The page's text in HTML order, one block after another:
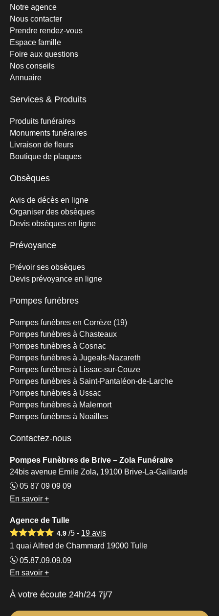
Notre agence
Nous contacter
Prendre rendez-vous
Espace famille
Foire aux questions
Nos conseils
Annuaire
Services & Produits
Produits funéraires
Monuments funéraires
Livraison de fleurs
Boutique de plaques
Obsèques
Avis de décès en ligne
Organiser des obsèques
Devis obsèques en ligne
Prévoyance
Prévoir ses obsèques
Devis prévoyance en ligne
Pompes funèbres
Pompes funèbres en Corrèze (19)
Pompes funèbres à Chasteaux
Pompes funèbres à Cosnac
Pompes funèbres à Jugeals-Nazareth
Pompes funèbres à Lissac-sur-Couze
Pompes funèbres à Saint-Pantaléon-de-Larche
Pompes funèbres à Ussac
Pompes funèbres à Malemort
Pompes funèbres à Noailles
Contactez-nous
Pompes Funèbres de Brive – Zola Funéraire
24bis avenue Emile Zola, 19100 Brive-La-Gaillarde
05 87 09 09 09
En savoir +
Agence de Tulle
4.9 /5 - 19 avis
1 quai Alfred de Chammard 19000 Tulle
05.87.09.09.09
En savoir +
À votre écoute 24h/24 7j/7